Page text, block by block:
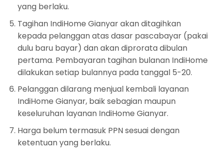
yang berlaku.
Tagihan IndiHome Gianyar akan ditagihkan
kepada pelanggan atas dasar pascabayar (pakai
dulu baru bayar) dan akan diprorata dibulan
pertama. Pembayaran tagihan bulanan IndiHome
dilakukan setiap bulannya pada tanggal 5-20.
Pelanggan dilarang menjual kembali layanan
IndiHome Gianyar, baik sebagian maupun
keseluruhan layanan IndiHome Gianyar.
Harga belum termasuk PPN sesuai dengan
ketentuan yang berlaku.